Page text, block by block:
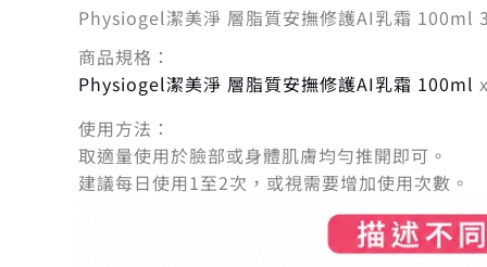
Physiogel潔美淨 層脂質安撫修護AI乳霜 100ml
商品規格：
Physiogel潔美淨 層脂質安撫修護AI乳霜 100ml
使用方法：
取適量使用於臉部或身體肌膚均勻推開即可。
建議每日使用1至2次，或視需要增加使用次數。